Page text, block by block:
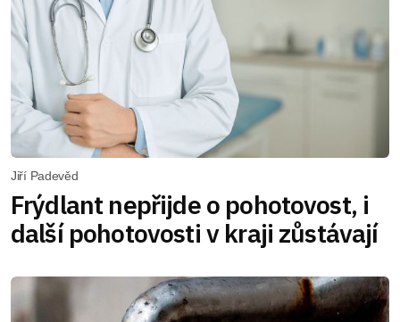
Jiří Padevěd
Frýdlant nepřijde o pohotovost, i
další pohotovosti v kraji zůstávají